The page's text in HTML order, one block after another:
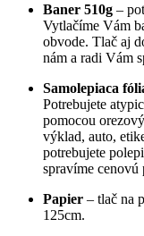
Baner 510g –
Vytlačíme Vám
obvode. Tlač aj
nám a radi Vám
Samolepiaca
Potrebujete
pomocou
výklad, auto,
potrebujete
spravíme cenovú
Papier – tlač na
125cm.